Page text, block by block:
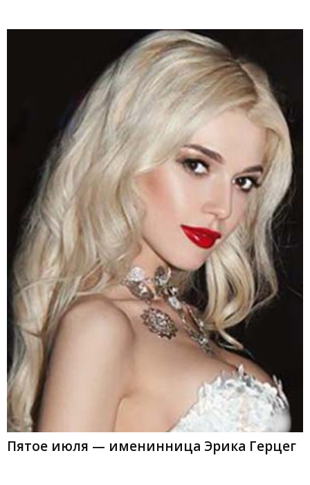
Пятое июля — именинница Эрика Герцег